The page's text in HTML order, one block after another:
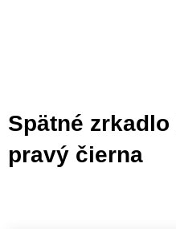
Spätné zrkadlo
pravý čierna